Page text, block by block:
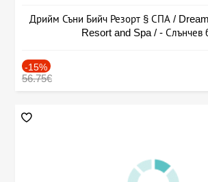
Дрийм Съни Бийч Резорт § СПА /
Resort and Spa / - Слънчев
-15%
56.75€